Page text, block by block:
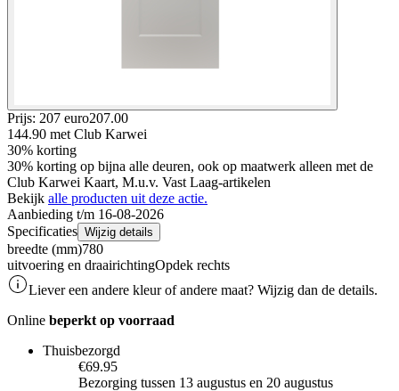
Prijs: 207 euro207.00
144.90 met Club Karwei
30% korting
30% korting op bijna alle deuren, ook op maatwerk alleen met de
Club Karwei Kaart, M.u.v. Vast Laag-artikelen
Bekijk alle producten uit deze actie.
Aanbieding t/m 16-08-2026
Specificaties Wijzig details
breedte (mm)780
uitvoering en draairichtingOpdek rechts
Liever een andere kleur of andere maat? Wijzig dan de details.
Online beperkt op voorraad
Thuisbezorgd
€69.95
Bezorging tussen 13 augustus en 20 augustus